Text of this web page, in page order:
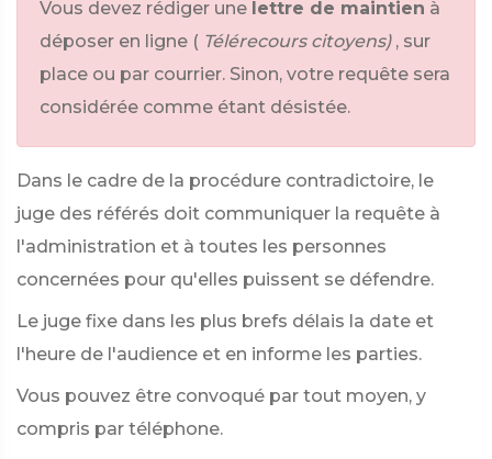
Vous devez rédiger une lettre de maintien à
déposer en ligne ( Télérecours citoyens) , sur
place ou par courrier. Sinon, votre requête sera
considérée comme étant désistée.
Dans le cadre de la procédure contradictoire, le
juge des référés doit communiquer la requête à
l'administration et à toutes les personnes
concernées pour qu'elles puissent se défendre.
Le juge fixe dans les plus brefs délais la date et
l'heure de l'audience et en informe les parties.
Vous pouvez être convoqué par tout moyen, y
compris par téléphone.